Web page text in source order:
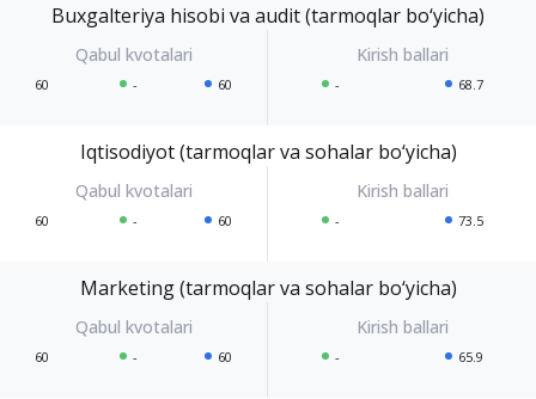
Buxgalteriya hisobi va audit (tarmoqlar bo‘yicha)
60 - 60 - 68.7
Iqtisodiyot (tarmoqlar va sohalar bo‘yicha)
60 - 60 - 73.5
Marketing (tarmoqlar va sohalar bo‘yicha)
60 - 60 - 65.9